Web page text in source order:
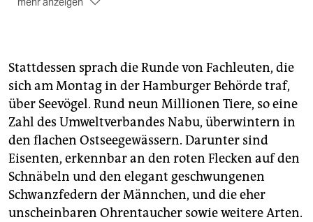
Schweden, Dänemark und Deutschland.
Verlegt werdenrund 200.000 Rohrstücke. Für die
Arbeiten werden spezielle Verlegeschiffe verwendet.
Geplant war zunächstein Tempo von drei Kilometern
pro Tag, der Zeitplan wurde nicht eingehalten.
Stattdessen sprach die Runde von Fachleuten, die
sich am Montag in der Hamburger Behörde traf,
über Seevögel. Rund neun Millionen Tiere, so eine
Zahl des Umweltverbandes Nabu, überwintern in
den flachen Ostseegewässern. Darunter sind
Eisenten, erkennbar an den roten Flecken auf den
Schnäbeln und den elegant geschwungenen
Schwanzfedern der Männchen, und die eher
unscheinbaren Ohrentaucher sowie weitere Arten.